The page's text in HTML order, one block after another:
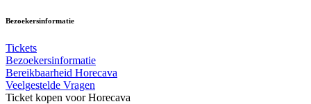
Bezoekersinformatie
Tickets
Bezoekersinformatie
Bereikbaarheid Horecava
Veelgestelde Vragen
Ticket kopen voor Horecava